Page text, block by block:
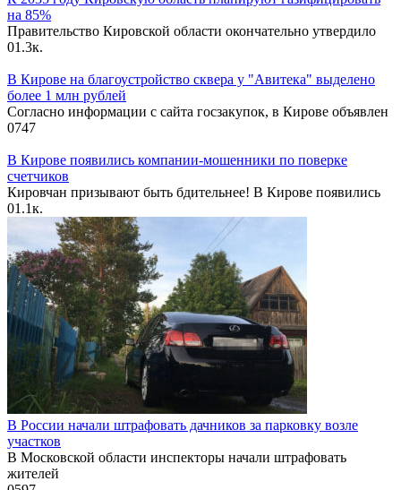
на 85%
Правительство Кировской области окончательно утвердило
01.3к.
В Кирове на благоустройство сквера у "Авитека" выделено
более 1 млн рублей
Согласно информации с сайта госзакупок, в Кирове объявлен
0747
В Кирове появились компании-мошенники по поверке
счетчиков
Кировчан призывают быть бдительнее! В Кирове появились
01.1к.
В России начали штрафовать дачников за парковку возле
участков
В Московской области инспекторы начали штрафовать
жителей